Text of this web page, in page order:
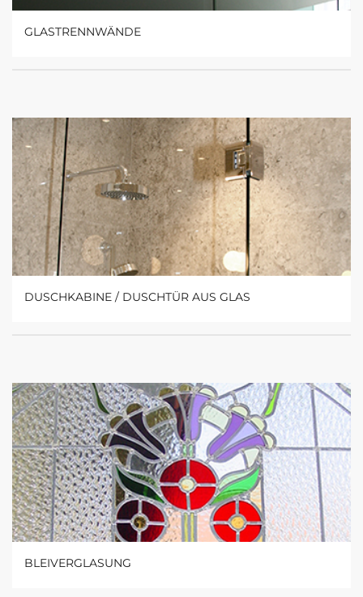
GLASTRENNWÄNDE
DUSCHKABINE / DUSCHTÜR AUS GLAS
BLEIVERGLASUNG